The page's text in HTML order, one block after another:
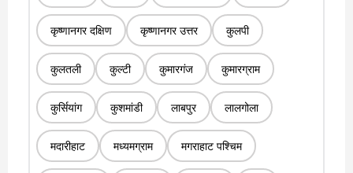
कृष्णानगर दक्षिण कृष्णानगर उत्तर कुलपी
कुलतली कुल्टी कुमारगंज कुमारग्राम
कुर्सियांग कुशमांडी लाबपुर लालगोला
मदारीहाट मध्यमग्राम मगराहाट पश्चिम